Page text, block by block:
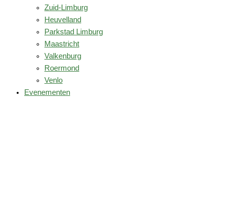
Zuid-Limburg
Heuvelland
Parkstad Limburg
Maastricht
Valkenburg
Roermond
Venlo
Evenementen